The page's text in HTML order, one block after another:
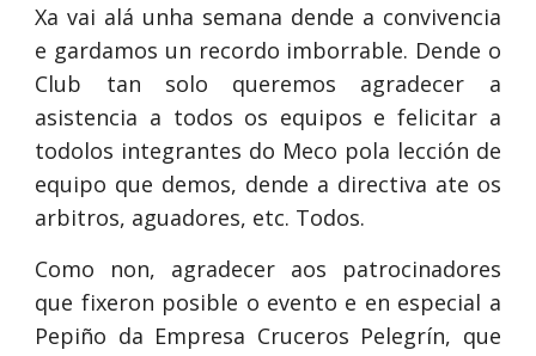
Xa vai alá unha semana dende a convivencia
e gardamos un recordo imborrable. Dende o
Club tan solo queremos agradecer a
asistencia a todos os equipos e felicitar a
todolos integrantes do Meco pola lección de
equipo que demos, dende a directiva ate os
arbitros, aguadores, etc. Todos.
Como non, agradecer aos patrocinadores
que fixeron posible o evento e en especial a
Pepiño da Empresa Cruceros Pelegrín, que